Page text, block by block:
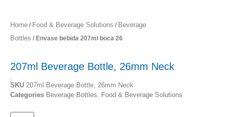
Home / Food & Beverage Solutions / Beverage
Bottles / Envase bebida 207ml boca 26
207ml Beverage Bottle, 26mm Neck
SKU 207ml Beverage Bottle, 26mm Neck
Categories Beverage Bottles, Food & Beverage Solutions